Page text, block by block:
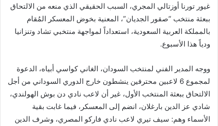
غيور تورنا أوزتالي المجري، السبب الحقيقي الذي منعه من الالتحاق
ببعثة منتخب “صقور الجديان”، المعنية بخوض المعسكر المُقام
بالمملكة العربية السعودية، استعداداً لمواجهة منتخبي تشاد وتنزانيا
ودياً هذا الأسبوع.
ووجه المدير الفني لمنتخب السودان، الغاني كواسي أبياه، الدعوة
لمجموع 6 لاعبين محترفين ينشطون خارج الدوري السوداني من أجل
الالتحاق ببعثة المنتخب الأول، غير أن لاعب نادي دن بوش الهولندي،
شادي عز الدين بارغلان، انضم إلى المعسكر، فيما غابت بقية
الأسماء وهم: سيف تيري لاعب نادي فاركو المصري، وشرف الدين